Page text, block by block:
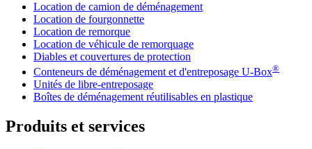
Location de camion de déménagement
Location de fourgonnette
Location de remorque
Location de véhicule de remorquage
Diables et couvertures de protection
Conteneurs de déménagement et d'entreposage U-Box®
Unités de libre-entreposage
Boîtes de déménagement réutilisables en plastique
Produits et services